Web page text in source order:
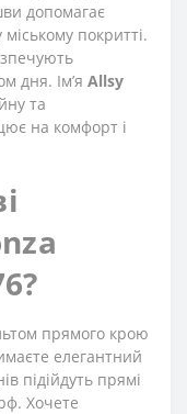
допомагає
покритті.
дня. Ім’я Allsy
та
на комфорт і
прямого крою
елегантний
підійдуть прямі
Хочете